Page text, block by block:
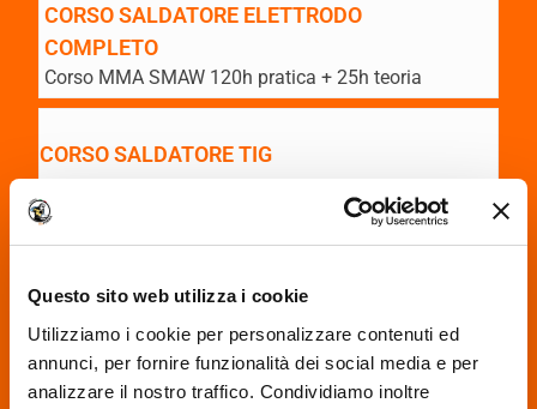
Questo sito web utilizza i cookie
Utilizziamo i cookie per personalizzare contenuti ed
annunci, per fornire funzionalità dei social media e per
analizzare il nostro traffico. Condividiamo inoltre
CORSO SALDATORE ELETTRODO
COMPLETO
Corso MMA SMAW 120h pratica + 25h teoria
CORSO SALDATORE TIG
Corso GTAW 40h pratica + 10h teoria
CORSO SALDATORE TIG
INTERMEDIO
Completo GTAW 80h pratica + 20h teoria
+ Saldatrice in Omaggio